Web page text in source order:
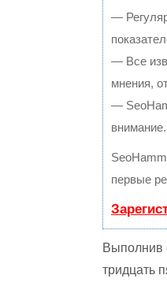
—
— Все
мнения,
—
внимание.
первые
Выполнив
тридцать